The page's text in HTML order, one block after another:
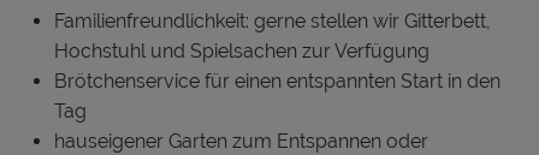
Familienfreundlichkeit: gerne stellen wir Gitterbett,
Hochstuhl und Spielsachen zur Verfügung
Brötchenservice für einen entspannten Start in den
Tag
hauseigener Garten zum Entspannen oder